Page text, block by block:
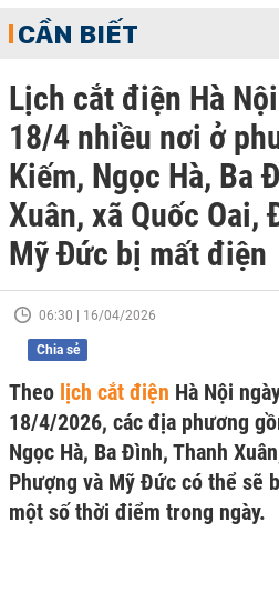
CẦN BIẾT
Lịch cắt điện Hà
18/4 nhiều nơi ở
Kiếm, Ngọc Hà, Ba
Xuân, xã Quốc Oai,
Mỹ Đức bị mất điện
06:30 | 16/04/2026
Chia sẻ
Theo lịch cắt điện Hà Nội
18/4/2026, các địa phương
Ngọc Hà, Ba Đình, Thanh
Phượng và Mỹ Đức có thể sẽ
một số thời điểm trong ngày.